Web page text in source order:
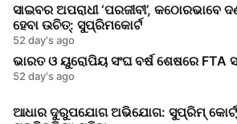
ସାଇବର ଅପରାଧୀ ‘ପରଜୀବୀ’, କଠୋରଭାବେ
ହେବା ଉଚିତ୍: ସୁପ୍ରିମକୋର୍ଟ
52 day's ago
ଭାରତ ଓ ୟୁରୋପିୟ ସଂଘ ବର୍ଷ ଶେଷରେ FTA
52 day's ago
ଆଧାର ଦୁରୁପଯୋଗ ଅଭିଯୋଗ: ସୁପ୍ରିମ୍